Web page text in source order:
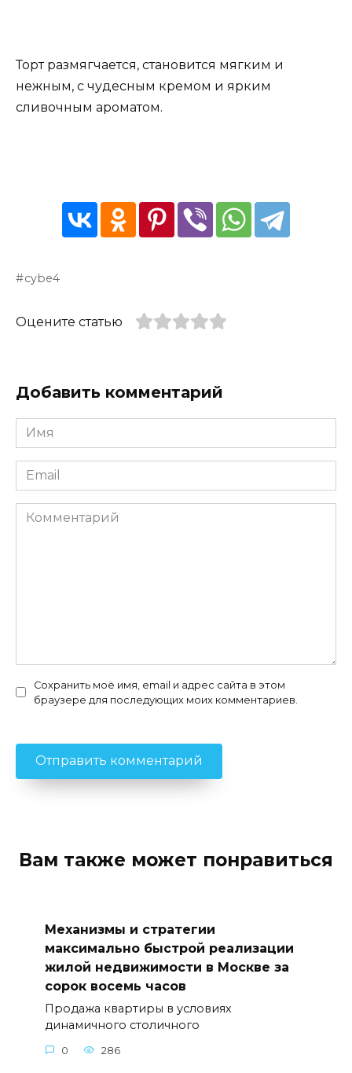
Торт размягчается, становится мягким и
нежным, с чудесным кремом и ярким
сливочным ароматом.
cybe4
Оцените статью
Добавить комментарий
Имя
*
Email
*
Комментарий
Сохранить моё имя, email и адрес сайта в этом
браузере для последующих моих комментариев.
Вам также может понравиться
Механизмы и стратегии
максимально быстрой реализации
жилой недвижимости в Москве за
сорок восемь часов
Продажа квартиры в условиях
динамичного столичного
0 286